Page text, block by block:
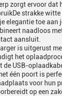
zorgt ervoor dat
strakke witte
elegantie toe aan
naadloos
aansluit.
is uitgerust
het
de USB-
één poort is
voor hun
op een